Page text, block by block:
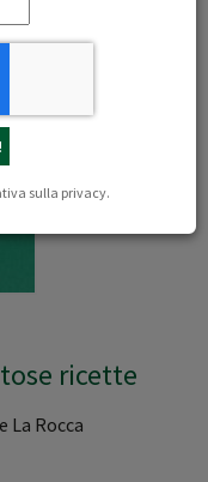
sulla privacy.
ricette
La Rocca